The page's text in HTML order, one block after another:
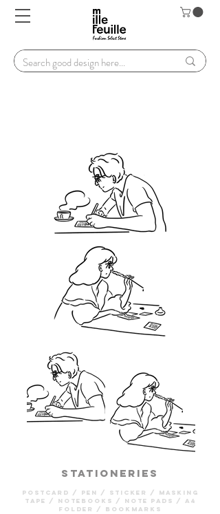
Stationeries
Postcard / Pen / Sticker / Masking
Tape / Notebooks / Note pads / A4
Folder / Bookmarks